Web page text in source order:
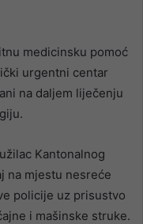
medicinsku pomoć
urgentni centar
na daljem liječenju
Kantonalnog
na mjestu nesreće
policije uz prisustvo
i mašinske struke.